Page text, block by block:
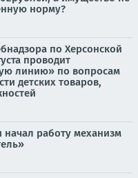
норму?
по Херсонской
проводит
линию» по вопросам
детских товаров,
начал работу механизм